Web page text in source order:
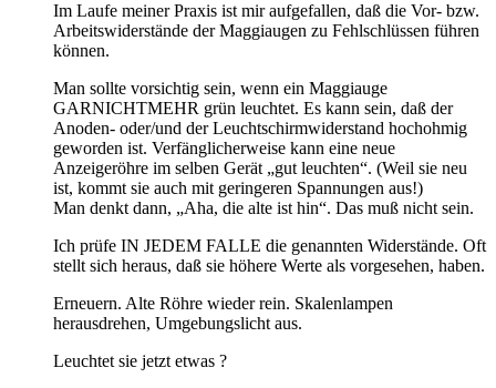
Im Laufe meiner Praxis ist mir aufgefallen, daß die Vor- bzw.
Arbeitswiderstände der Maggiaugen zu Fehlschlüssen führen
können.
Man sollte vorsichtig sein, wenn ein Maggiauge
GARNICHTMEHR grün leuchtet. Es kann sein, daß der
Anoden- oder/und der Leuchtschirmwiderstand hochohmig
geworden ist. Verfänglicherweise kann eine neue
Anzeigeröhre im selben Gerät „gut leuchten“. (Weil sie neu
ist, kommt sie auch mit geringeren Spannungen aus!)
Man denkt dann, „Aha, die alte ist hin“. Das muß nicht sein.
Ich prüfe IN JEDEM FALLE die genannten Widerstände. Oft
stellt sich heraus, daß sie höhere Werte als vorgesehen, haben.
Erneuern. Alte Röhre wieder rein. Skalenlampen
herausdrehen, Umgebungslicht aus.
Leuchtet sie jetzt etwas ?